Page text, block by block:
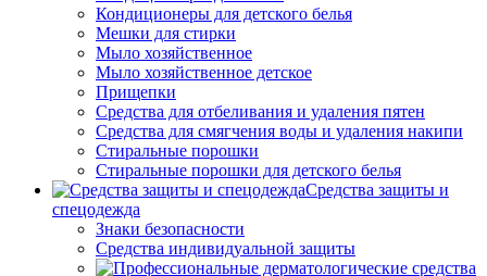
Кондиционеры для детского белья
Мешки для стирки
Мыло хозяйственное
Мыло хозяйственное детское
Прищепки
Средства для отбеливания и удаления пятен
Средства для смягчения воды и удаления накипи
Стиральные порошки
Стиральные порошки для детского белья
Средства защиты и
спецодежда
Знаки безопасности
Средства индивидуальной защиты